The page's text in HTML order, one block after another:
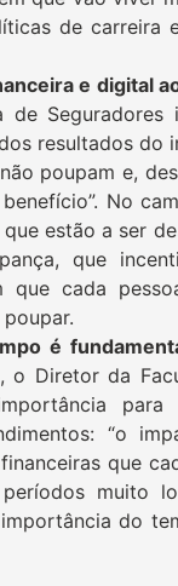
de carreira
e digital
de
resultados do
poupam e,
No
estão a ser
que
que cada
é
o Diretor da
“o
que
muito
do